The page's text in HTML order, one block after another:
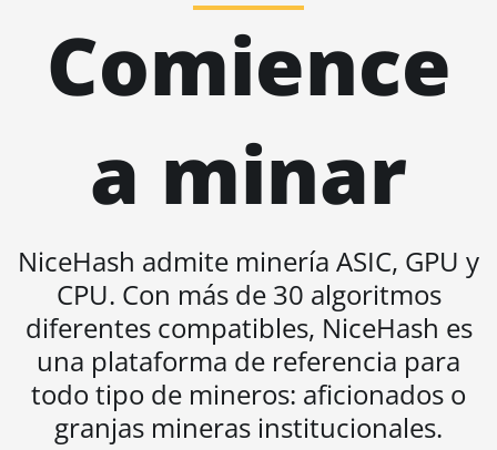
BITMAIN AntMiner
L7
BITMAIN AntMiner
L9 (17Gh)
L9 Hyd 2U (27Gh)
BITMAIN AntMiner
S11
BITMAIN AntMiner
S15
BITMAIN AntMiner
Comience
a minar
NiceHash admite minería ASIC, GPU y
CPU. Con más de 30 algoritmos
diferentes compatibles, NiceHash es
una plataforma de referencia para
todo tipo de mineros: aficionados o
granjas mineras institucionales.